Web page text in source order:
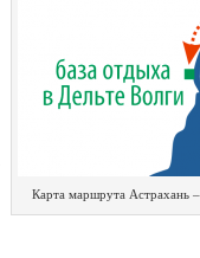
Карта маршрута Астрахань